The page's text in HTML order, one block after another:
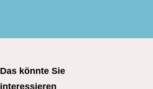
Das könnte Sie
interessieren